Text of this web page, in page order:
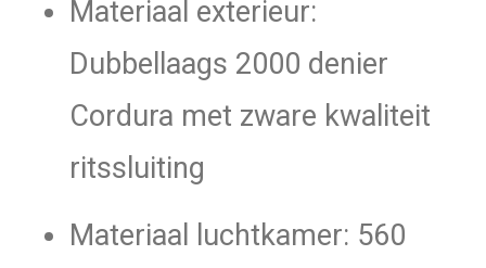
Materiaal exterieur:
Dubbellaags 2000 denier
Cordura met zware kwaliteit
ritssluiting
Materiaal luchtkamer: 560